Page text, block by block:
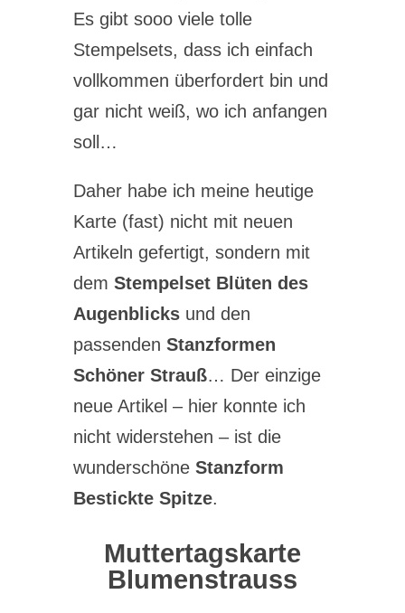
Es gibt sooo viele tolle
Stempelsets, dass ich einfach
vollkommen überfordert bin und
gar nicht weiß, wo ich anfangen
soll…
Daher habe ich meine heutige
Karte (fast) nicht mit neuen
Artikeln gefertigt, sondern mit
dem Stempelset Blüten des
Augenblicksund den
passenden Stanzformen
Schöner Strauß… Der einzige
neue Artikel – hier konnte ich
nicht widerstehen – ist die
wunderschöne Stanzform
Bestickte Spitze.
Muttertagskarte
Blumenstrauss